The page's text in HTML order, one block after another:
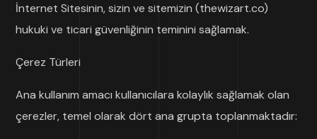
İnternet Sitesinin, sizin ve sitemizin (thewizart.co)
hukuki ve ticari güvenliğinin teminini sağlamak.
Çerez Türleri
Ana kullanım amacı kullanıcılara kolaylık sağlamak olan
çerezler, temel olarak dört ana grupta toplanmaktadır: